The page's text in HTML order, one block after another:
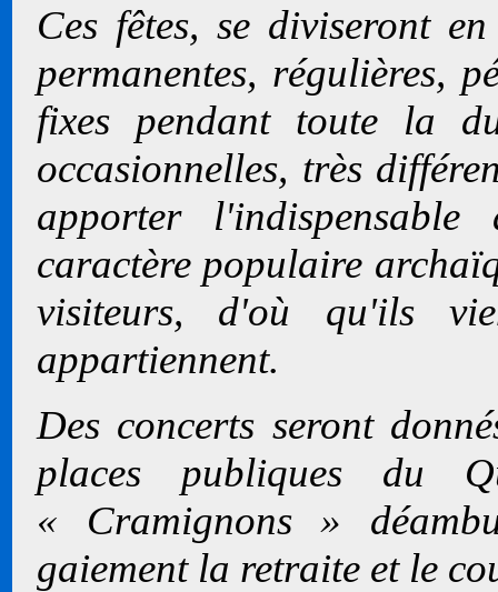
Ces fêtes, se diviseront
permanentes, régulières,
fixes pendant toute la
occasionnelles, très
apporter
caractère populaire
visiteurs, d'où qu'ils
appartiennent.
Des concerts seront
places publiques du
« Cramignons »
gaiement la retraite et le